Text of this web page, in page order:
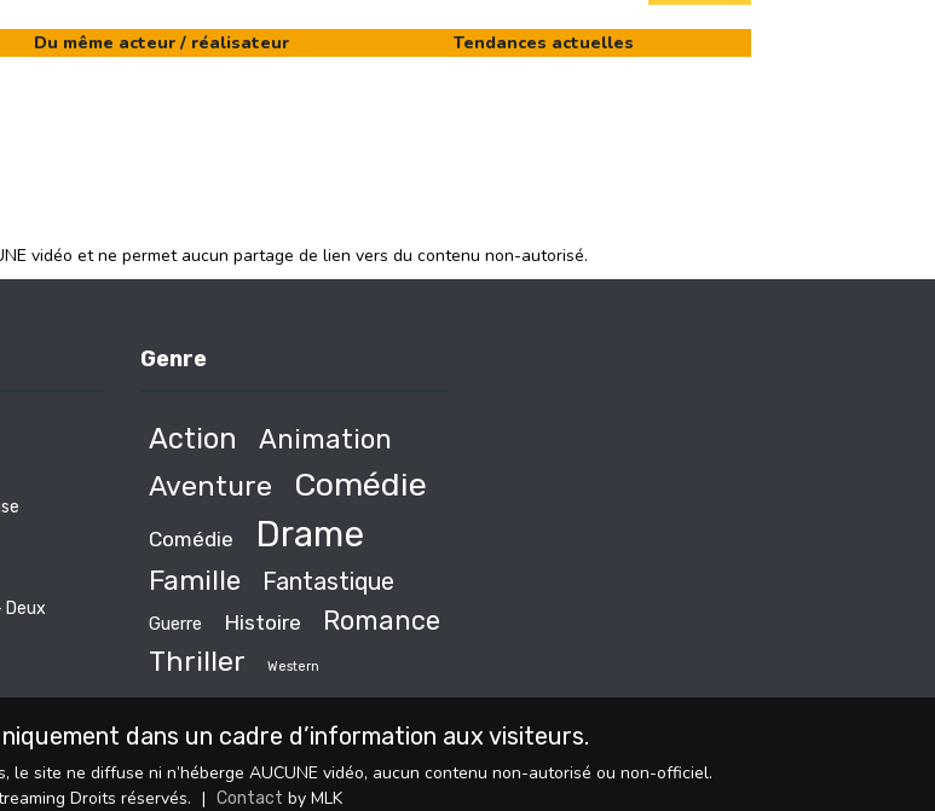
Du même acteur / réalisateur Tendances actuelles
vidéo et ne permet aucun partage de lien vers du contenu non-autorisé.
Deux
Genre
Action
Animation
Aventure
Comédie
Comédie Drame
Famille Fantastique
Guerre Histoire Romance
Thriller Western
dans un cadre d’information aux visiteurs.
le site ne diffuse ni n’héberge AUCUNE vidéo, aucun contenu non-autorisé ou non-officiel.
Droits réservés. | Contact by MLK